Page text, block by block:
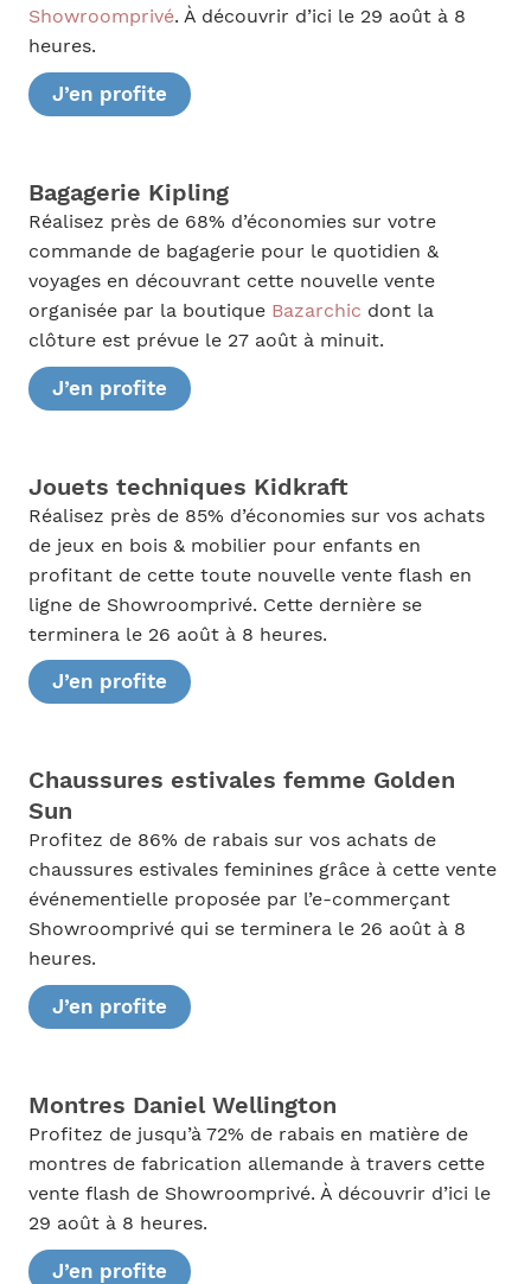
Showroomprivé. À découvrir d’ici le 29 août à 8
heures.
J’en profite
Bagagerie Kipling
Réalisez près de 68% d’économies sur votre
commande de bagagerie pour le quotidien &
voyages en découvrant cette nouvelle vente
organisée par la boutique Bazarchic dont la
clôture est prévue le 27 août à minuit.
J’en profite
Jouets techniques Kidkraft
Réalisez près de 85% d’économies sur vos achats
de jeux en bois & mobilier pour enfants en
profitant de cette toute nouvelle vente flash en
ligne de Showroomprivé. Cette dernière se
terminera le 26 août à 8 heures.
J’en profite
Chaussures estivales femme Golden
Sun
Profitez de 86% de rabais sur vos achats de
chaussures estivales feminines grâce à cette vente
événementielle proposée par l’e-commerçant
Showroomprivé qui se terminera le 26 août à 8
heures.
J’en profite
Montres Daniel Wellington
Profitez de jusqu’à 72% de rabais en matière de
montres de fabrication allemande à travers cette
vente flash de Showroomprivé. À découvrir d’ici le
29 août à 8 heures.
J’en profite